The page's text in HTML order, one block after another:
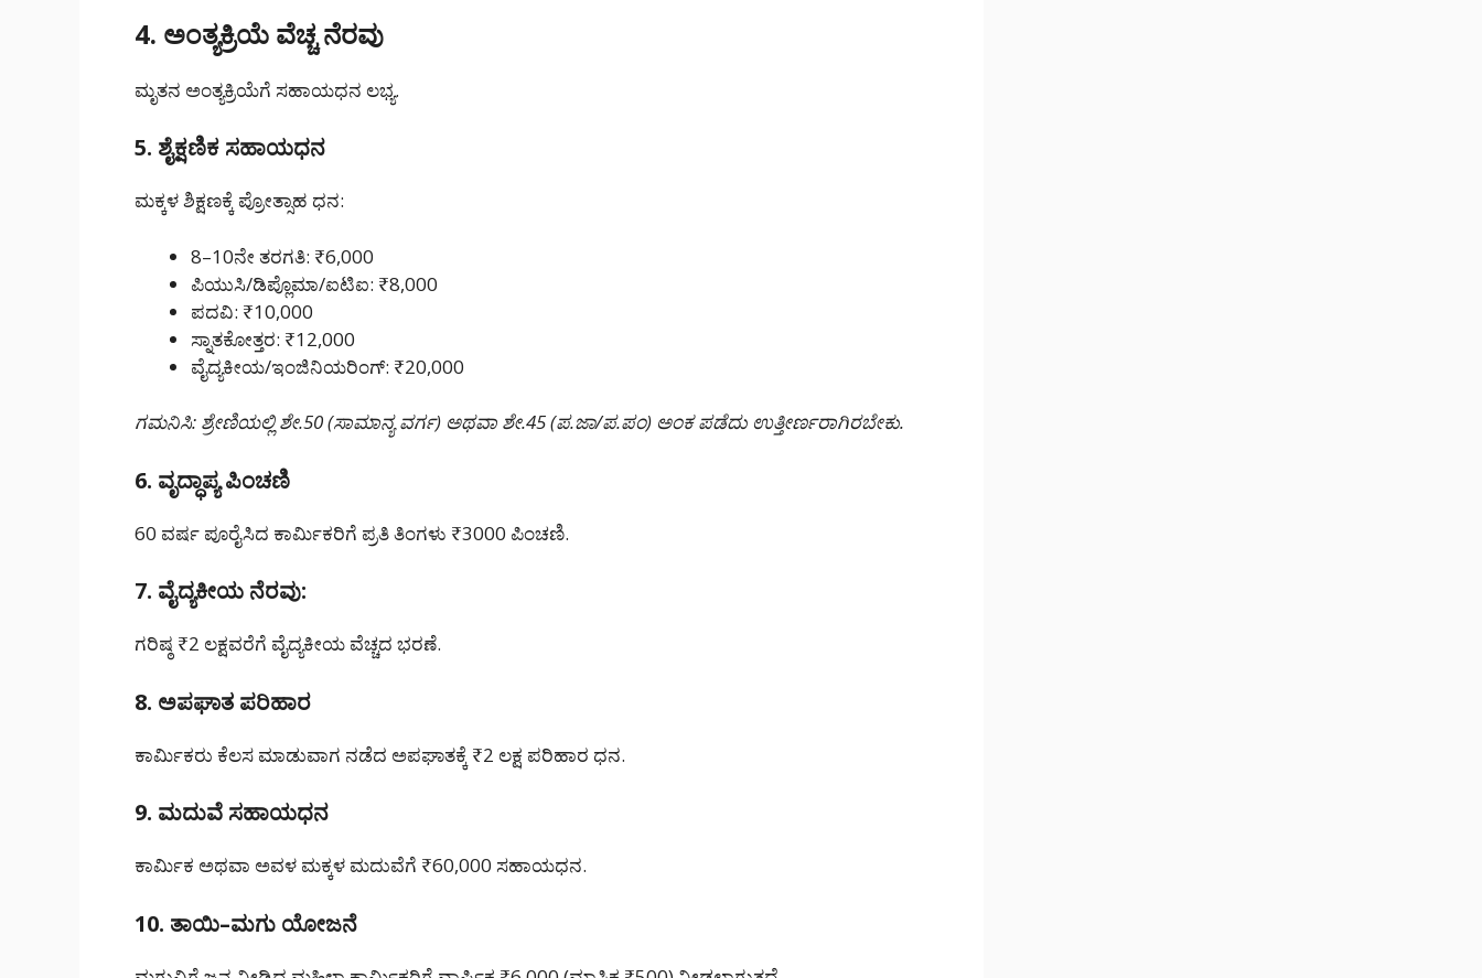
4. ಅಂತ್ಯಕ್ರಿಯೆ ವೆಚ್ಚ ನೆರವು
ಮೃತನ ಅಂತ್ಯಕ್ರಿಯೆಗೆ ಸಹಾಯಧನ ಲಭ್ಯ.
5. ಶೈಕ್ಷಣಿಕ ಸಹಾಯಧನ
ಮಕ್ಕಳ ಶಿಕ್ಷಣಕ್ಕೆ ಪ್ರೋತ್ಸಾಹ ಧನ:
8–10ನೇ ತರಗತಿ: ₹6,000
ಪಿಯುಸಿ/ಡಿಪ್ಲೊಮಾ/ಐಟಿಐ: ₹8,000
ಪದವಿ: ₹10,000
ಸ್ನಾತಕೋತ್ತರ: ₹12,000
ವೈದ್ಯಕೀಯ/ಇಂಜಿನಿಯರಿಂಗ್: ₹20,000
ಗಮನಿಸಿ: ಶ್ರೇಣಿಯಲ್ಲಿ ಶೇ.50 (ಸಾಮಾನ್ಯ ವರ್ಗ) ಅಥವಾ ಶೇ.45 (ಪ.ಜಾ/ಪ.ಪಂ) ಅಂಕ ಪಡೆದು ಉತ್ತೀರ್ಣರಾಗಿರಬೇಕು.
6. ವೃದ್ಧಾಪ್ಯ ಪಿಂಚಣಿ
60 ವರ್ಷ ಪೂರೈಸಿದ ಕಾರ್ಮಿಕರಿಗೆ ಪ್ರತಿ ತಿಂಗಳು ₹3000 ಪಿಂಚಣಿ.
7. ವೈದ್ಯಕೀಯ ನೆರವು:
ಗರಿಷ್ಠ ₹2 ಲಕ್ಷವರೆಗೆ ವೈದ್ಯಕೀಯ ವೆಚ್ಚದ ಭರಣೆ.
8. ಅಪಘಾತ ಪರಿಹಾರ
ಕಾರ್ಮಿಕರು ಕೆಲಸ ಮಾಡುವಾಗ ನಡೆದ ಅಪಘಾತಕ್ಕೆ ₹2 ಲಕ್ಷ ಪರಿಹಾರ ಧನ.
9. ಮದುವೆ ಸಹಾಯಧನ
ಕಾರ್ಮಿಕ ಅಥವಾ ಅವಳ ಮಕ್ಕಳ ಮದುವೆಗೆ ₹60,000 ಸಹಾಯಧನ.
10. ತಾಯಿ–ಮಗು ಯೋಜನೆ